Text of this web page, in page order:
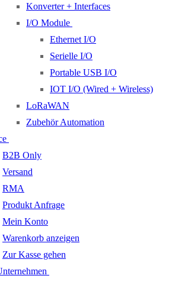
Konverter + Interfaces
I/O Module
Ethernet I/O
Serielle I/O
Portable USB I/O
IOT I/O (Wired + Wireless)
LoRaWAN
Zubehör Automation
B2B Only
Versand
RMA
Produkt Anfrage
Mein Konto
Warenkorb anzeigen
Zur Kasse gehen